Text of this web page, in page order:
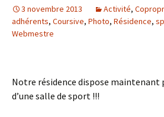
3 novembre 2013 Activité,
adhérents, Coursive, Photo, Résidence,
Webmestre
Notre résidence dispose maintenant
d’une salle de sport !!!